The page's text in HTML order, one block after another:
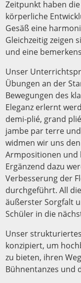
Zeitpunkt haben
körperliche
Gesäß eine
Gleichzeitig zeigen
und eine
Unser
Übungen an der
Bewegungen des
Eleganz erlernt
demi-plié, grand
jambe par terre
widmen wir uns
Armpositionen und
Ergänzend dazu
Verbesserung der
durchgeführt. All
äußerster Sorgfalt
Schüler in die
Unser
konzipiert, um
zu bieten, ihren
Bühnentanzes und